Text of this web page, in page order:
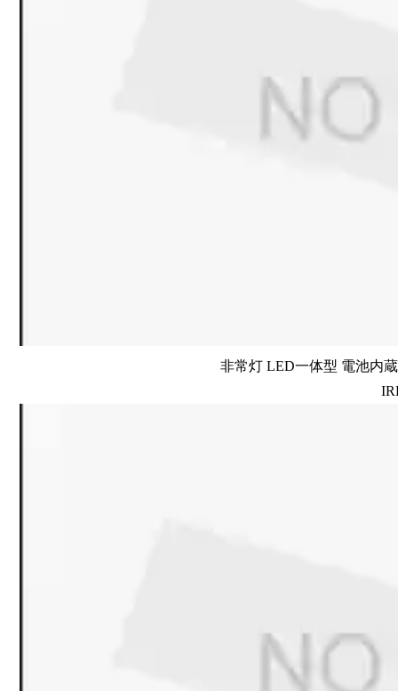
非常灯 LED一体型 電池内